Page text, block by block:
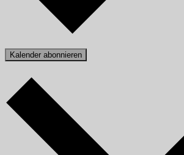
Kalender abonnieren